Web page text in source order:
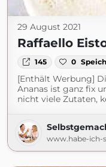
29 August 2021
Raffaello
145 0
[Enthält Werbung]
Ananas ist ganz fix
nicht viele Zutaten,
www.habe-ich-